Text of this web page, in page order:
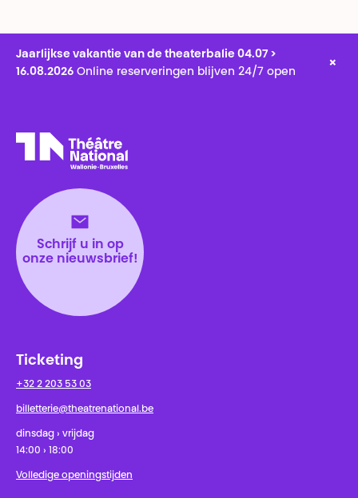
Jaarlijkse vakantie van de theaterbalie 04.07 >
16.08.2026 Online reserveringen blijven 24/7 open
×
Schrijf u in op
onze nieuwsbrief!
Ticketing
+32 2 203 53 03
billetterie@theatrenational.be
dinsdag › vrijdag
14:00 › 18:00
Volledige openingstijden